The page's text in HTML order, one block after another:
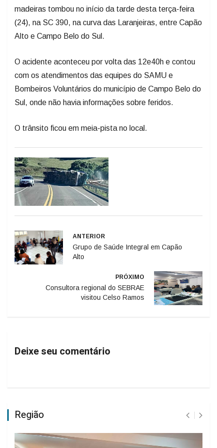
madeiras tombou no início da tarde desta terça-feira
(24), na SC 390, na curva das Laranjeiras, entre Capão
Alto e Campo Belo do Sul.
O acidente aconteceu por volta das 12e40h e contou
com os atendimentos das equipes do SAMU e
Bombeiros Voluntários do município de Campo Belo do
Sul, onde não havia informações sobre feridos.
O trânsito ficou em meia-pista no local.
ANTERIOR
Grupo de Saúde Integral em Capão
Alto
PRÓXIMO
Consultora regional do SEBRAE
visitou Celso Ramos
Deixe seu comentário
Região